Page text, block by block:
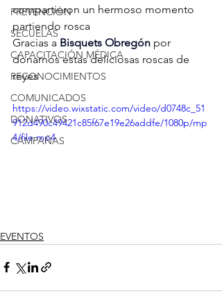
PREVENCIÓN
SECUELAS
CAPACITACIÓN MÉDICA
RECONOCIMIENTOS
COMUNICADOS
DONATIVOS
CAMPAÑAS
compartieron un hermoso momento
partiendo rosca
Gracias a Bisquets Obregón por
donarnos estas deliciosas roscas de
reyes
https://video.wixstatic.com/video/d0748c_51
912d490c49421c85f67e19e26addfe/1080p/mp
4/file.mp4
EVENTOS